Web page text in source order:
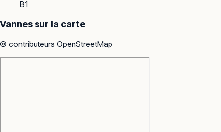
B1
Vannes sur la carte
© contributeurs OpenStreetMap